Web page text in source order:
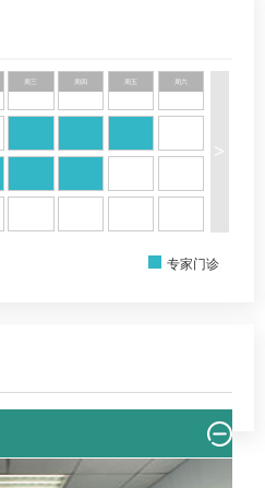
究生的带教工作。
年会优秀研究者奖，欧洲放
秀青年资助，首都医学创新
医院优秀员工嘉奖。
，包括早期实体肿瘤的微创消
癌的诊断和治疗，中晚期肿
及其相关并发症（
治疗。
管瘤、盆腔淤血症、前列腺增
周三 周四 周五 周六
>
专家门诊